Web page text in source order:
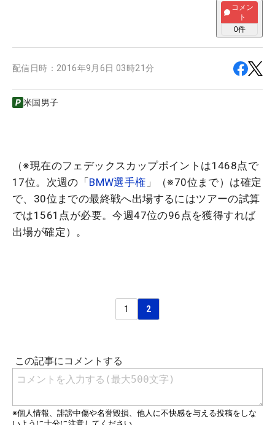
コメン
ト
0件
配信日時： 2016年9月6日 03時21分
米国男子
（※現在のフェデックスカップポイントは1468点で
17位。次週の「 BMW選手権 」（※70位まで）は確定
で、30位までの最終戦へ出場するにはツアーの試算
では1561点が必要。今週47位の96点を獲得すれば
出場が確定）。
1 2